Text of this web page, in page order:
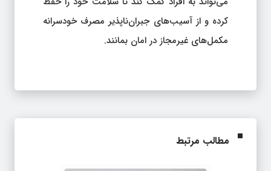
کرده و از آسیب‌های جبران‌ناپذیر مصرف خودسرانه
مکمل‌های غیرمجاز در امان بمانند.
مطالب مرتبط